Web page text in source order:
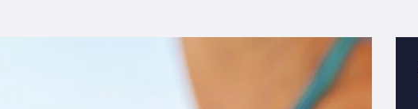
TIENDA FAMILY